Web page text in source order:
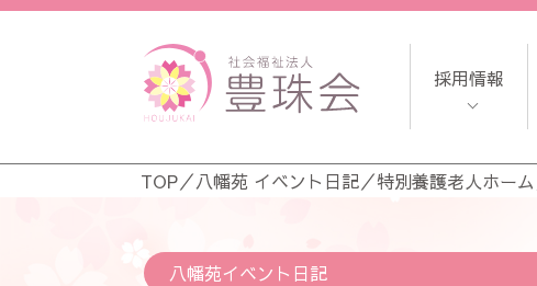
採用情報
TOP／八幡苑 イベント日記／特別養護老人ホーム
八幡苑イベント日記